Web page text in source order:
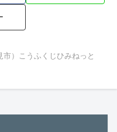
市）こうふくじひみねっと